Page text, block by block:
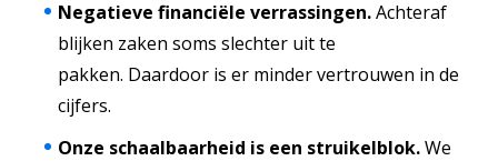
Negatieve financiële verrassingen.Achteraf
blijken zaken soms slechter uit te
pakken. Daardoor is er minder vertrouwen in de
cijfers.
Onze schaalbaarheid is een struikelblok.We